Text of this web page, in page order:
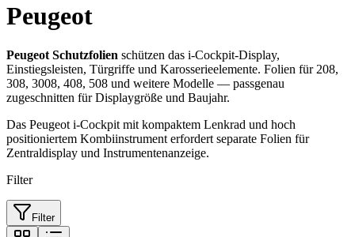
Peugeot
Peugeot Schutzfolien schützen das i-Cockpit-Display,
Einstiegsleisten, Türgriffe und Karosserieelemente. Folien für 208,
308, 3008, 408, 508 und weitere Modelle — passgenau
zugeschnitten für Displaygröße und Baujahr.
Das Peugeot i-Cockpit mit kompaktem Lenkrad und hoch
positioniertem Kombiinstrument erfordert separate Folien für
Zentraldisplay und Instrumentenanzeige.
Filter
Filter